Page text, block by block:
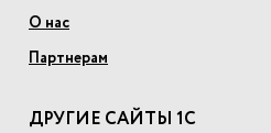
О нас
Партнерам
ДРУГИЕ САЙТЫ 1С